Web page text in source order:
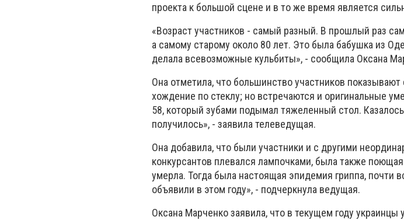
проекта к большой сцене и в то же время является
«Возраст участников - самый разный. В прошлый раз
а самому старому около 80 лет. Это была бабушка из
делала всевозможные кульбиты», - сообщила Оксана
Она отметила, что большинство участников
хождение по стеклу; но встречаются и оригинальные
58, который зубами подымал тяжеленный стол.
получилось», - заявила телеведущая.
Она добавила, что были участники и с другими
конкурсантов плевался лампочками, была также
умерла. Тогда была настоящая эпидемия гриппа, почти
объявили в этом году», - подчеркнула ведущая.
Оксана Марченко заявила, что в текущем году